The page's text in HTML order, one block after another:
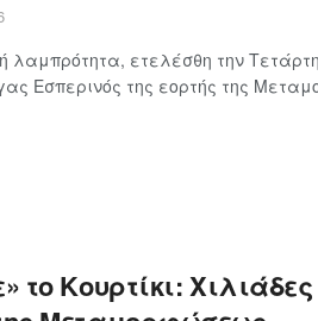
λαμπρότητα, ετελέσθη την
Εσπερινός της εορτής της
το Κουρτίκι: